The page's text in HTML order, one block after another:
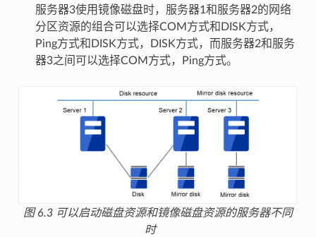
服务器3使用镜像磁盘时，服务器1和服务器2的网络
分区资源的组合可以选择COM方式和DISK方式，
Ping方式和DISK方式，DISK方式，而服务器2和服务
器3之间可以选择COM方式，Ping方式。
图 6.3 可以启动磁盘资源和镜像磁盘资源的服务器不同
时